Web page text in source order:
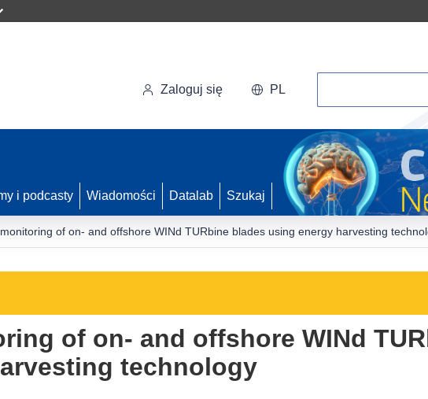
Zaloguj się PL
i podcasty Wiadomości Datalab Szukaj
of on- and offshore WINd TURbine blades using energy harvesting
of on- and offshore WINd
technology